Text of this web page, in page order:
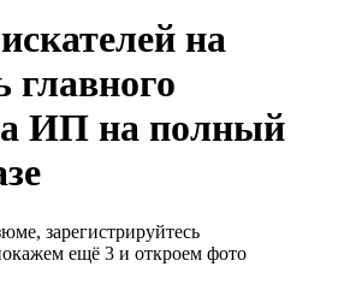
на
главного
ИП на полный
зарегистрируйтесь
ещё 3 и откроем фото